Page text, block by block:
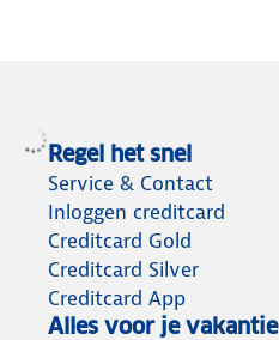
Regel het snel
Service & Contact
Inloggen creditcard
Creditcard Gold
Creditcard Silver
Creditcard App
Alles voor je vakantie